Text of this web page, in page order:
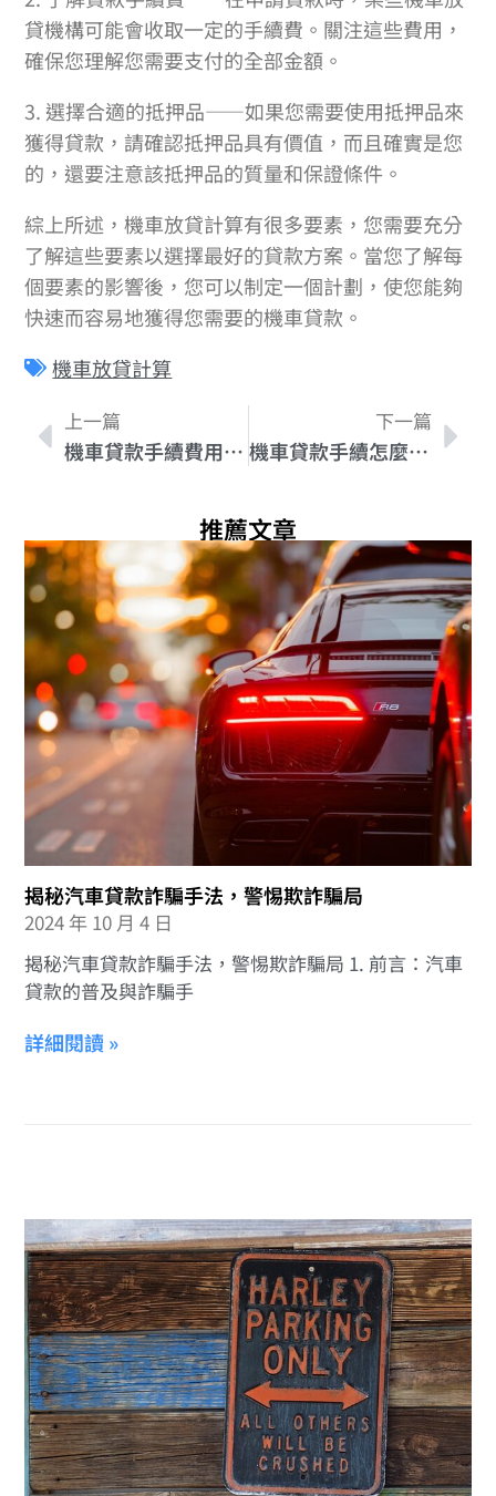
貸機構可能會收取一定的手續費。關注這些費用，
確保您理解您需要支付的全部金額。
3. 選擇合適的抵押品——如果您需要使用抵押品來
獲得貸款，請確認抵押品具有價值，而且確實是您
的，還要注意該抵押品的質量和保證條件。
綜上所述，機車放貸計算有很多要素，您需要充分
了解這些要素以選擇最好的貸款方案。當您了解每
個要素的影響後，您可以制定一個計劃，使您能夠
快速而容易地獲得您需要的機車貸款。
機車放貸計算
上一篇
機車貸款手續費用優惠：尋找最佳的貸款利率
下一篇
機車貸款手續怎麼辦？文件需求一次看懂
推薦文章
揭秘汽車貸款詐騙手法，警惕欺詐騙局
2024 年 10 月 4 日
揭秘汽車貸款詐騙手法，警惕欺詐騙局 1. 前言：汽車
貸款的普及與詐騙手
詳細閱讀 »